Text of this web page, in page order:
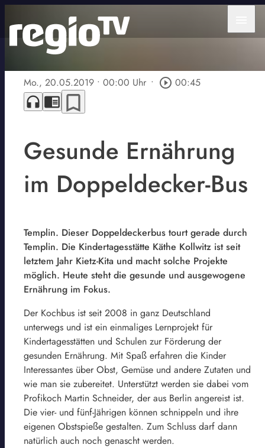
Mo., 20.05.2019 • 00:00 Uhr • play_circle_outline 00:45
headphones chrome_reader_mode bookmark_border
Gesunde Ernährung
im Doppeldecker-Bus
Templin. Dieser Doppeldeckerbus tourt gerade durch
Templin. Die Kindertagesstätte Käthe Kollwitz ist seit
letztem Jahr Kietz-Kita und macht solche Projekte
möglich. Heute steht die gesunde und ausgewogene
Ernährung im Fokus.
Der Kochbus ist seit 2008 in ganz Deutschland
unterwegs und ist ein einmaliges Lernprojekt für
Kindertagesstätten und Schulen zur Förderung der
gesunden Ernährung. Mit Spaß erfahren die Kinder
Interessantes über Obst, Gemüse und andere Zutaten und
wie man sie zubereitet. Unterstützt werden sie dabei vom
Profikoch Martin Schneider, der aus Berlin angereist ist.
Die vier- und fünf-Jährigen können schnippeln und ihre
eigenen Obstspieße gestalten. Zum Schluss darf dann
natürlich auch noch genascht werden.